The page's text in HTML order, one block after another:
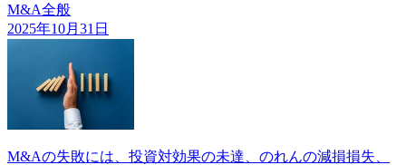
M&A全般
2025年10月31日
M&Aの失敗には、投資対効果の未達、のれんの減損損失、